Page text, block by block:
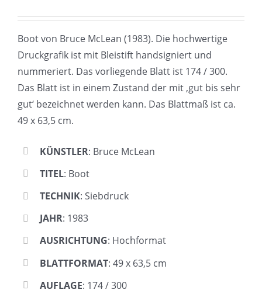
Boot von Bruce McLean (1983). Die hochwertige
Druckgrafik ist mit Bleistift handsigniert und
nummeriert. Das vorliegende Blatt ist 174 / 300.
Das Blatt ist in einem Zustand der mit ‚gut bis sehr
gut‘ bezeichnet werden kann. Das Blattmaß ist ca.
49 x 63,5 cm.
KÜNSTLER: Bruce McLean
TITEL: Boot
TECHNIK: Siebdruck
JAHR: 1983
AUSRICHTUNG: Hochformat
BLATTFORMAT: 49 x 63,5 cm
AUFLAGE: 174 / 300